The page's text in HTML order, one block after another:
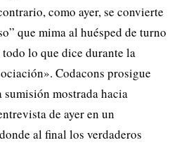
como ayer, se convierte
que mima al huésped de turno
lo que dice durante la
Codacons prosigue
mostrada hacia
de ayer en un
al final los verdaderos